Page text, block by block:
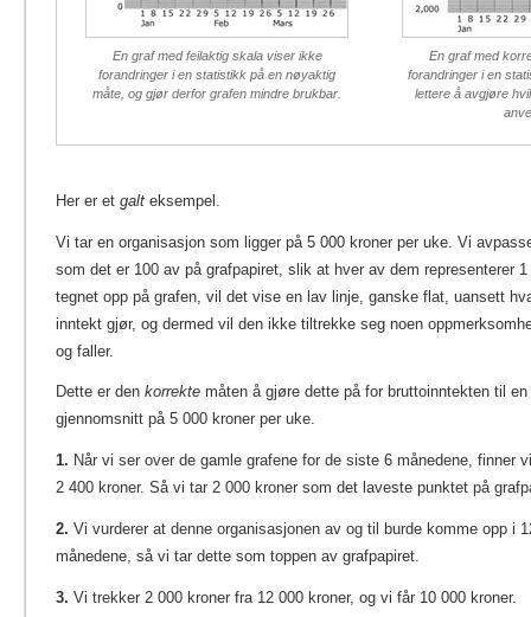
En graf med feilaktig skala viser ikke
forandringer i en statistikk på en nøyaktig
måte, og gjør derfor grafen mindre brukbar.
En graf med
forandringer i en
lettere å avgjøre
Her er et galt eksempel.
Vi tar en organisasjon som ligger på 5 000 kroner per uke. Vi
som det er 100 av på grafpapiret, slik at hver av dem representerer
tegnet opp på grafen, vil det vise en lav linje, ganske flat, uansett
inntekt gjør, og dermed vil den ikke tiltrekke seg noen
og faller.
Dette er den korrekte måten å gjøre dette på for bruttoinntekten til
gjennomsnitt på 5 000 kroner per uke.
1. Når vi ser over de gamle grafene for de siste 6 månedene, finner
2 400 kroner. Så vi tar 2 000 kroner som det laveste punktet på
2. Vi vurderer at denne organisasjonen av og til burde komme opp i
månedene, så vi tar dette som toppen av grafpapiret.
3. Vi trekker 2 000 kroner fra 12 000 kroner, og vi får 10 000 kroner.